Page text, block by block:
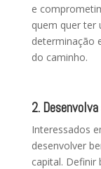
e
quem quer ter
determinação
do caminho.
2.
Interessados
desenvolver
capital. Definir